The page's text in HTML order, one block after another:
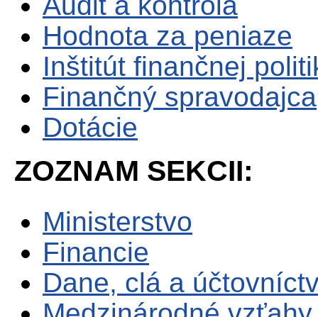
Hodnota za peniaze
Inštitút finančnej
Finančný spravodajca
Dotácie
ZOZNAM SEKCII:
Ministerstvo
Financie
Dane, clá a